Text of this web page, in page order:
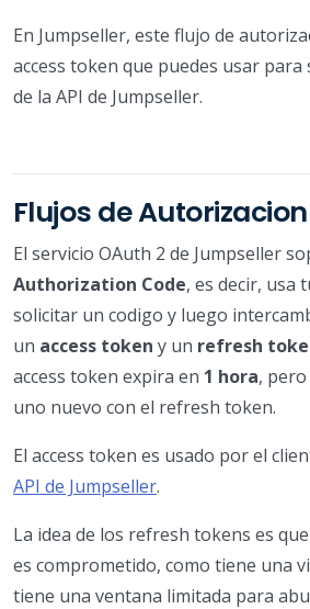
En Jumpseller, este flujo de
access token que puedes usar
de la API de Jumpseller.
Flujos de
El servicio OAuth 2 de Jumpseller
Authorization Code, es decir, usa
solicitar un codigo y luego
un access token y un refresh
access token expira en 1 hora,
uno nuevo con el refresh token.
El access token es usado por el
API de Jumpseller.
La idea de los refresh tokens es
es comprometido, como tiene una
tiene una ventana limitada para